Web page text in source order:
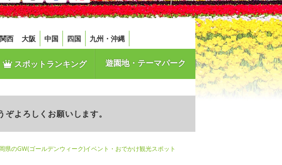
関西 大阪 中国 四国 九州・沖縄
スポットランキング 遊園地・テーマパーク
よろしくお願いします。
県のGW(ゴールデンウィーク)イベント・おでかけ観光スポット